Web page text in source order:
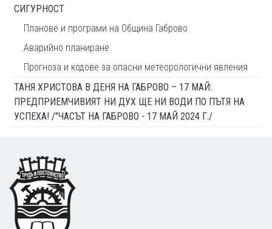
СИГУРНОСТ
Планове и програми на Община Габрово
Аварийно планиране
Прогноза и кодове за опасни метеорологични явления
ТАНЯ ХРИСТОВА В ДЕНЯ НА ГАБРОВО – 17 МАЙ:
ПРЕДПРИЕМЧИВИЯТ НИ ДУХ ЩЕ НИ ВОДИ ПО ПЪТЯ НА
УСПЕХА! /"ЧАСЪТ НА ГАБРОВО - 17 МАЙ 2024 Г./
Footer